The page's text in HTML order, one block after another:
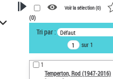
VOTRE RECHERCHE
Recherche avancée dans les
notices d’autorité
Œuvres liées à l'auteur :
Temperton, Rod (1947-2016)
Voir la sélection (0)
(0)
Tri par : Défaut
sur 1
1
Temperton, Rod (1947-2016)